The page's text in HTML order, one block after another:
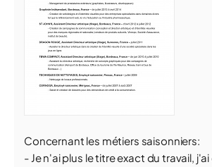
Concernant les métiers saisonniers:
- Je n'ai plus le titre exact du travail,